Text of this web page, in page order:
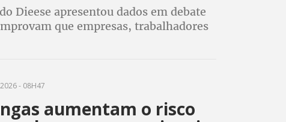
Dieese apresentou dados em debate
que empresas, trabalhadores
- 08H47
aumentam o risco